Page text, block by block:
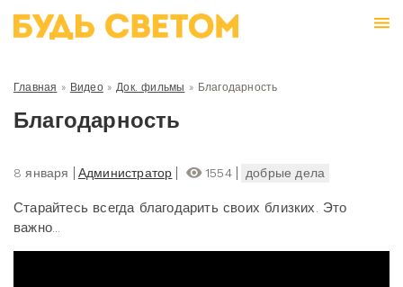
Главная » Видео» Док. фильмы » Благодарность
Благодарность
8 января Администратор 1554 добрые дела
Старайтесь всегда благодарить своих близких. Это
важно...